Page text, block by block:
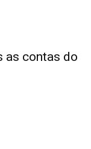
as contas do